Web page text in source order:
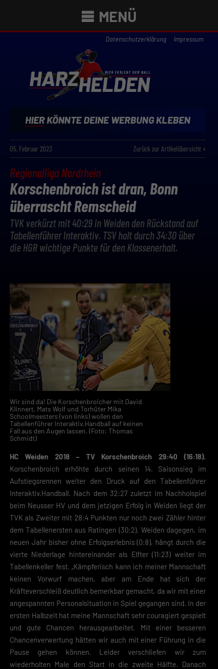
MENÜ
Datenschutzerklärung Impressum
05. Februar 2023 Zurück zur Artikelübersicht »
Regionalliga Nordrhein
Korschenbroich ist dran, Bonn
überrascht Remscheid
TVK verkürzt mit 40:29 in Weiden den Rückstand auf
Tabellenführer Interaktiv. TSV holt durch 34:30 über
die HGR wichtige Punkte für den Klassenerhalt.
Wir sind da! Die Korschenbroicher mit David
Klinnert, Mats Wolf und Torhüter Mika
Schoolmeesters (von links) wollen den
Tabellenführer Interaktiv.Handball auf keinen
Fall aus den Augen lassen. (Foto: Thomas
Schmidt)
HC Weiden 2018 – TV Korschenbroich 29:40 (16:18).
Korschenbroich erhöhte durch seinen 14. Saisonsieg im
Aufstiegsrennen weiter den Druck auf den Tabellenführer
Interaktiv.Handball. Nach dem 32:27 zuletzt im Nachholspiel
beim Neusser HV und dem jetzigen Erfolg in Weiden liegt der
TVK als Zweiter mit 28:4 Punkten nur noch zwei Zähler hinter
dem Tabellenersten aus Ratingen (30:2). Weiden dagegen, im
neuen Jahr bisher ohne Erfolgserlebnis (0:8), hängt durch die
vierte Niederlage hintereinander als Elfter (11:23) weiter im
Tabellenkeller fest. „Kämpferisch kann ich meiner Mannschaft
keinen Vorwurf machen, aber am Ende hat sich der
Kräfteverschleiß deutlich bemerkbar gemacht, da wir mit einer
angespannten Personalsituation in Spiel gegangen sind. In der
ersten Halbzeit hat meine Mannschaft sehr couragiert gespielt
und gute Chancen herausgearbeitet. Mit einer besseren
Chancenverwertung hätten wir auch mit einer Führung in die
Pause gehen können. Leider verschliefen wir zum
wiederholten Male den Start in die zweite Hälfte. Danach